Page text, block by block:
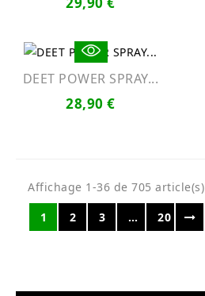
DEET POWER SPRAY...
28,90 €
Affichage 1-36 de 705 article(s)
1
2 3 … 20